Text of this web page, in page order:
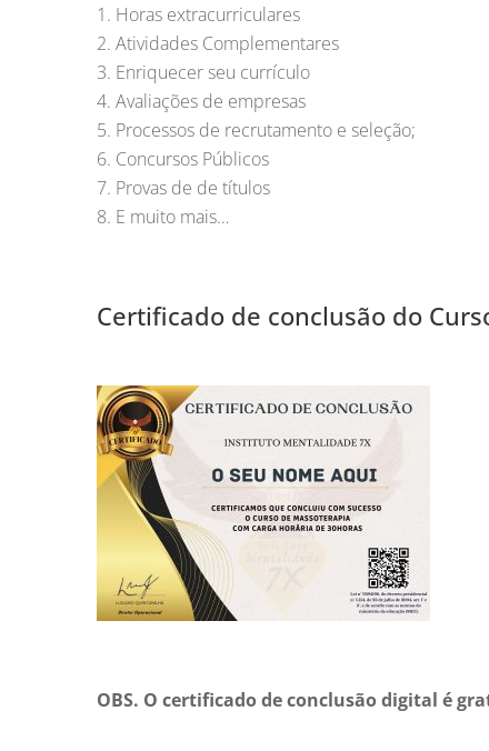
Horas extracurriculares
Atividades Complementares
Enriquecer seu currículo
Avaliações de empresas
Processos de recrutamento e seleção;
Concursos Públicos
Provas de de títulos
E muito mais…
Certificado de conclusão do
OBS. O certificado de conclusão digital é